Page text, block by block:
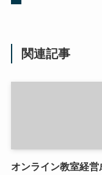
関連記事
オンライン教室経営